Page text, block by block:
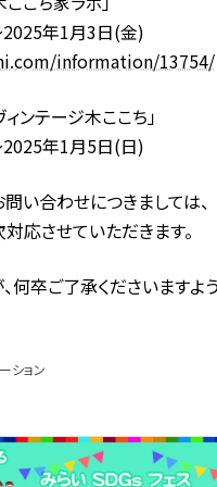
年1月3日(金)
information/13754/
テージ木ここち」
年1月5日(日)
い合わせにつきましては、
応させていただきます。
何卒ご了承くださいますよう
ション